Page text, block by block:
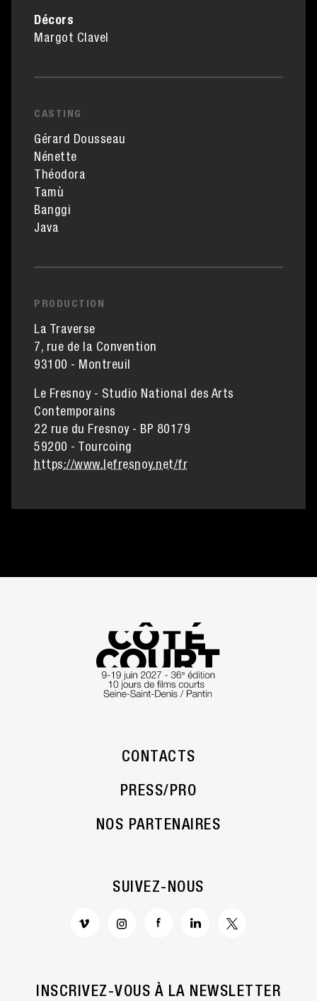
Décors
Margot Clavel
CASTING
Gérard Dousseau
Nénette
Théodora
Tamù
Banggi
Java
PRODUCTION
La Traverse
7, rue de la Convention
93100 - Montreuil
Le Fresnoy - Studio National des Arts
Contemporains
22 rue du Fresnoy - BP 80179
59200 - Tourcoing
https://www.lefresnoy.net/fr
CONTACTS
PRESS/PRO
NOS PARTENAIRES
SUIVEZ-NOUS
INSCRIVEZ-VOUS À LA NEWSLETTER